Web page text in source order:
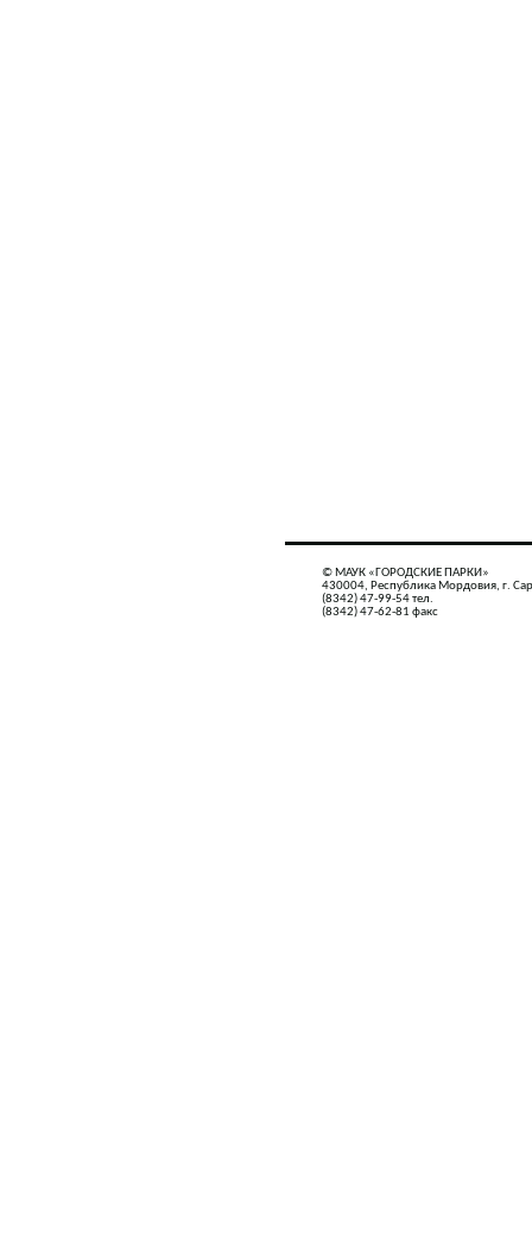
© МАУК «ГОРОДСКИЕ ПАРКИ»
430004, Республика Мордовия, г.
(8342) 47-99-54 тел.
(8342) 47-62-81 факс